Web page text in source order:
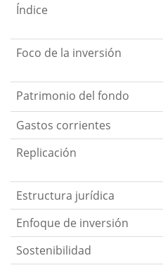
Índice
Foco de la inversión
Patrimonio del fondo
Gastos corrientes
Replicación
Estructura jurídica
Enfoque de inversión
Sostenibilidad